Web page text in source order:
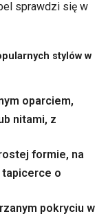
sprawdzi się w
stylów w
oparciem,
nitami, z
formie, na
tapicerce o
pokryciu w